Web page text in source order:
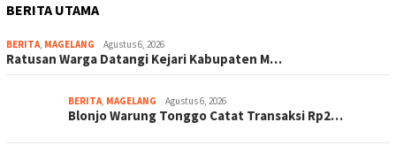
BERITA UTAMA
BERITA, MAGELANG Agustus 6, 2026
Ratusan Warga Datangi Kejari Kabupaten M…
BERITA, MAGELANG Agustus 6, 2026
Blonjo Warung Tonggo Catat Transaksi Rp2…